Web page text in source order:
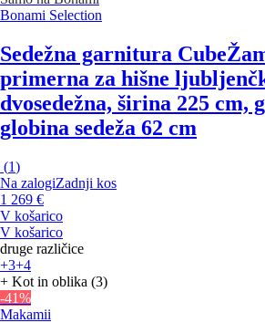
Bonami Selection
Sedežna garnitura Cube
primerna za hišne
dvosedežna, širina 225 cm,
globina sedeža 62 cm
(1)
Na zalogiZadnji kos
1 269 €
V košarico
V košarico
druge različice
+3+4
+ Kot in oblika (3)
-41%
Makamii